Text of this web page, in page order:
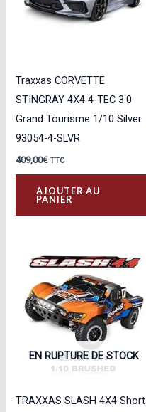
Traxxas CORVETTE
STINGRAY 4X4 4-TEC 3.0
Grand Tourisme 1/10 Silver
93054-4-SLVR
409,00€ TTC
AJOUTER AU
PANIER
EN RUPTURE DE STOCK
TRAXXAS SLASH 4X4 Short